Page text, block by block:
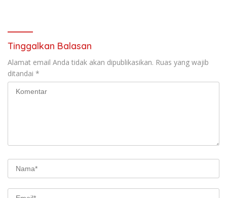
Tinggalkan Balasan
Alamat email Anda tidak akan dipublikasikan. Ruas yang wajib
ditandai *